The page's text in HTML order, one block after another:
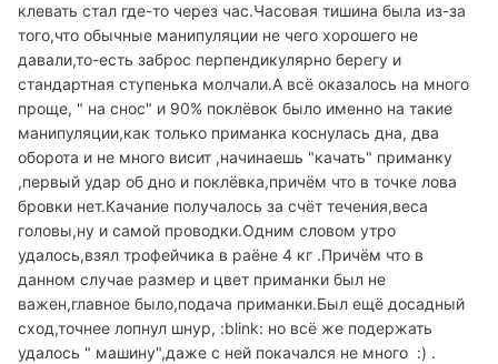
клевать стал где-то через час.Часовая тишина была из-за
того,что обычные манипуляции не чего хорошего не
давали,то-есть заброс перпендикулярно берегу и
стандартная ступенька молчали.А всё оказалось на много
проще, " на снос" и 90% поклёвок было именно на такие
манипуляции,как только приманка коснулась дна, два
оборота и не много висит ,начинаешь "качать" приманку
,первый удар об дно и поклёвка,причём что в точке лова
бровки нет.Качание получалось за счёт течения,веса
головы,ну и самой проводки.Одним словом утро
удалось,взял трофейчика в раёне 4 кг .Причём что в
данном случае размер и цвет приманки был не
важен,главное было,подача приманки.Был ещё досадный
сход,точнее лопнул шнур, :blink: но всё же подержать
удалось " машину",даже с ней покачался не много :) .